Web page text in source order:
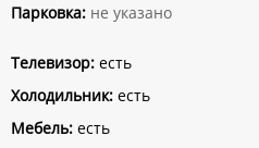
Парковка: не указано
Телевизор: есть
Холодильник: есть
Мебель: есть